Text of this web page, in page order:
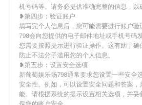
机号码等。请务必提供准确完整的信息，以
❥第四步：验证账户
填写完个人信息后，您可能需要进行账户验
798会向您提供的电子邮件地址或手机号码
您需要按照提示进行验证操作。这有助于
防止不法分子滥用您的个人信息。
❥第五步：设置安全选项
新葡萄娱乐场798通常要求您设置一些安全
安全性。例如，可以设置安全问题和答案，
能。请根据系统的提示设置相关选项，并